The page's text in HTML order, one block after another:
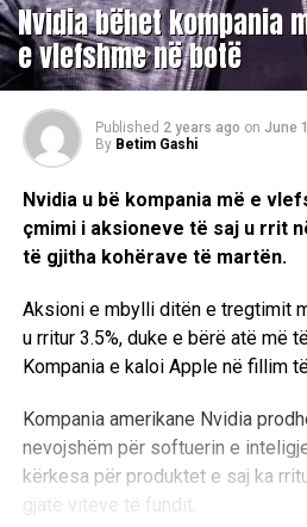
Nvidia bëhet kompania
e vlefshme në botë
Published 2 years ago on June
By Betim Gashi
Nvidia u bë kompania më e
çmimi i aksioneve të saj u rrit
të gjitha kohërave të martën.
Aksioni e mbylli ditën e tregtimit
u rritur 3.5%, duke e bërë atë më
Kompania e kaloi Apple në fillim
Kompania amerikane Nvidia
nevojshëm për softuerin e
kërkesa për produktet e saj ka
gjatë viteve të fundit.